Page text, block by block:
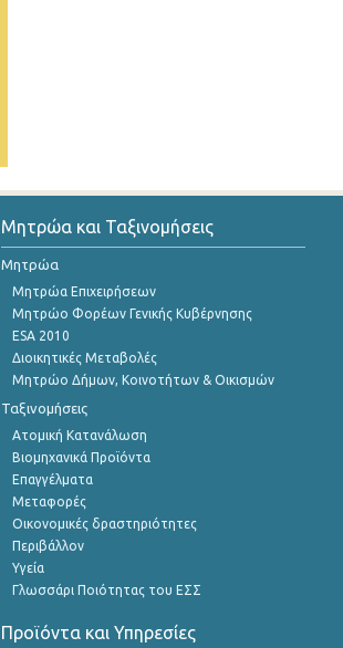
Μητρώα και Ταξινομήσεις
Μητρώα
Μητρώα Επιχειρήσεων
Μητρώο Φορέων Γενικής Κυβέρνησης
ESA 2010
Διοικητικές Μεταβολές
Μητρώο Δήμων, Κοινοτήτων & Οικισμών
Ταξινομήσεις
Ατομική Κατανάλωση
Βιομηχανικά Προϊόντα
Επαγγέλματα
Μεταφορές
Οικονομικές δραστηριότητες
Περιβάλλον
Υγεία
Γλωσσάρι Ποιότητας του ΕΣΣ
Προϊόντα και Υπηρεσίες